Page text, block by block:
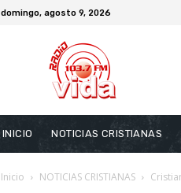
domingo, agosto 9, 2026
INICIO NOTICIAS CRISTIANAS
Inicio NOTICIAS CRISTIANAS